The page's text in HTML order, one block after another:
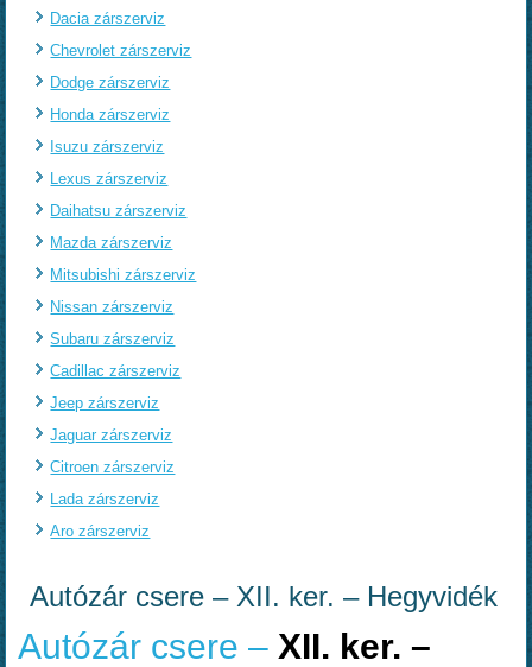
Dacia zárszerviz
Chevrolet zárszerviz
Dodge zárszerviz
Honda zárszerviz
Isuzu zárszerviz
Lexus zárszerviz
Daihatsu zárszerviz
Mazda zárszerviz
Mitsubishi zárszerviz
Nissan zárszerviz
Subaru zárszerviz
Cadillac zárszerviz
Jeep zárszerviz
Jaguar zárszerviz
Citroen zárszerviz
Lada zárszerviz
Aro zárszerviz
Autózár csere – XII. ker. – Hegyvidék
Autózár csere – XII. ker. –